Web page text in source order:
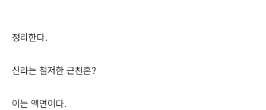
정리한다.
신라는 철저한 근친혼?
이는 액면이다.